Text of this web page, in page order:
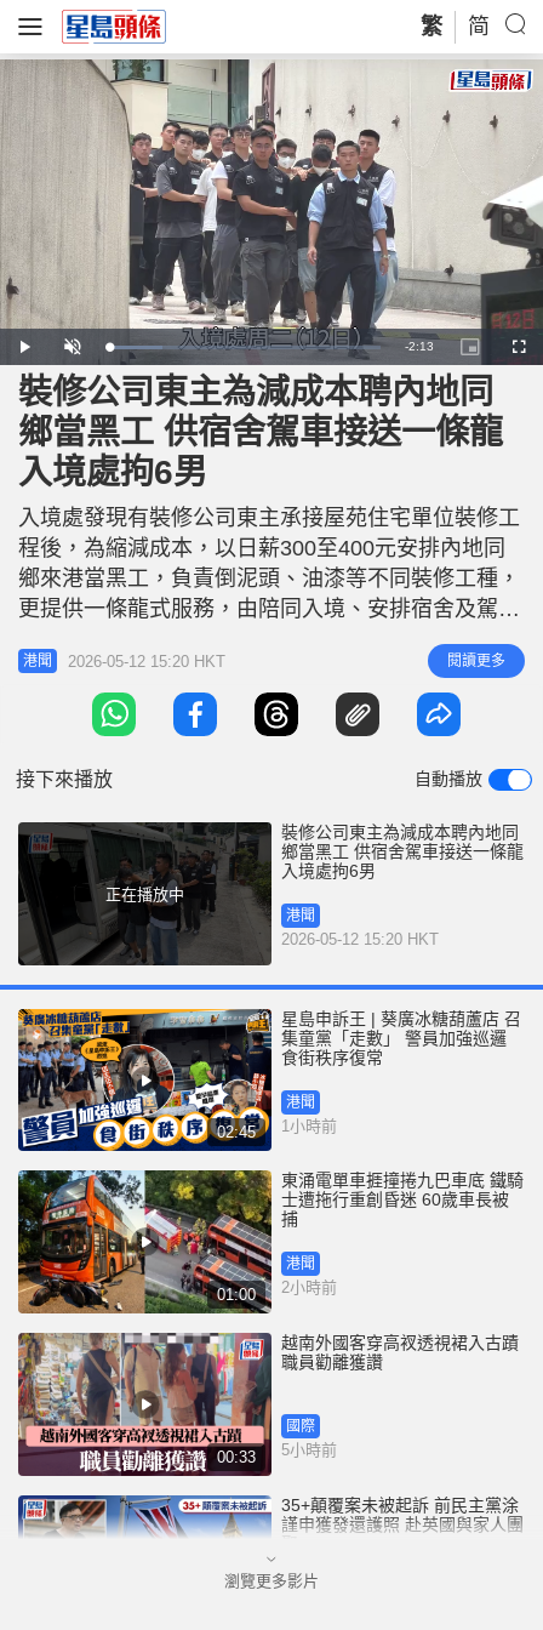
繁 简
P
l
a
y
U
n
m
u
t
e
L
o
a
d
e
:
9
.
8
1
R
e
n
n
-2:13
P
i
c
t
u
e
i
c
t
u
r
e
F
u
裝修公司東主為減成本聘內地同
鄉當黑工 供宿舍駕車接送一條龍
入境處拘6男
入境處發現有裝修公司東主承接屋苑住宅單位裝修工
程後，為縮減成本，以日薪300至400元安排內地同
鄉來港當黑工，負責倒泥頭、油漆等不同裝修工種，
更提供一條龍式服務，由陪同入境、安排宿舍及駕車
接送裝修單位，一手包辦，入境處經調查後，今（12
日）在大埔採執法行動，拘捕一名男僱主及5名非法
勞工。 入境處特遣隊副指揮官巫泉傑講行動詳情時
表示，經過深入調查及情報分析，發現有本地裝修公
港聞 2026-05-12 15:20 HKT 閱讀更多
接下來播放 自動播放
正在播放中
裝修公司東主為減成本聘內地同
鄉當黑工 供宿舍駕車接送一條龍
入境處拘6男
港聞
2026-05-12 15:20 HKT
02:45
星島申訴王 | 葵廣冰糖葫蘆店 召
集童黨「走數」 警員加強巡邏
食街秩序復常
港聞
1小時前
01:00
東涌電單車捱撞捲九巴車底 鐵騎
士遭拖行重創昏迷 60歲車長被
捕
港聞
2小時前
00:33
越南外國客穿高衩透視裙入古蹟
職員勸離獲讚
國際
5小時前
35+顛覆案未被起訴 前民主黨涂
謹申獲發還護照 赴英國與家人團
港聞
瀏覽更多影片